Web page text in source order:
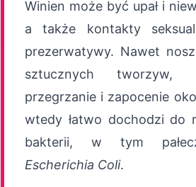
Winien może być upał i
a także kontakty
prezerwatywy. Nawet
sztucznych tworzyw,
przegrzanie i zapocenie
wtedy łatwo dochodzi do
bakterii, w tym
Escherichia Coli.